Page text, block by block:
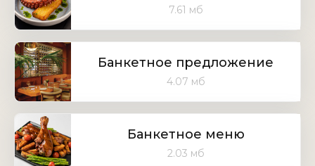
7.61 мб
Банкетное предложение
4.07 мб
Банкетное меню
2.03 мб